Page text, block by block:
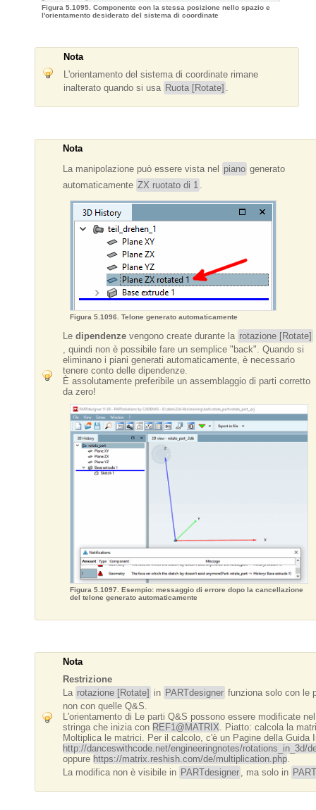
Figura 5.1095. Componente con la stessa posizione nello spazio e
l'orientamento desiderato del sistema di coordinate
Nota
L'orientamento del sistema di coordinate rimane
inalterato quando si usa Ruota [Rotate]
Nota
La manipolazione può essere vista nel piano generato
automaticamente ZX ruotato di 1
Figura 5.1096. Telone generato automaticamente
Le dipendenze vengono create durante la rotazione [Rotate]
, quindi non è possibile fare un semplice "back". Quando si
eliminano i piani generati automaticamente, è necessario
tenere conto delle dipendenze.
È assolutamente preferibile un assemblaggio di parti corretto
da zero!
Figura 5.1097. Esempio: messaggio di errore dopo la cancellazione
del telone generato automaticamente
Nota
Restrizione
La rotazione [Rotate] in PARTdesigner funziona solo con le
non con quelle Q&S.
L'orientamento di Le parti Q&S possono essere modificate
stringa che inizia con REF1@MATRIX . Piatto: calcola la
Moltiplica le matrici. Per il calcolo, c'è un Pagine della Guida
http://danceswithcode.net/engineeringnotes/rotations_in_3d/
oppure https://matrix.reshish.com/de/multiplication.php
La modifica non è visibile in PARTdesigner , ma solo in